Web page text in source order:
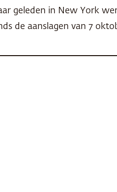
geleden in New York
de aanslagen van 7